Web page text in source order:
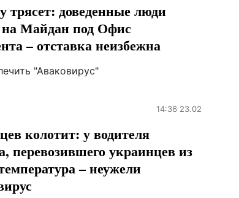
трясет: доведенные люди
Майдан под Офис
– отставка неизбежна
"Аваковирус"
14:36 23.02
колотит: у водителя
перевозившего украинцев из
– неужели